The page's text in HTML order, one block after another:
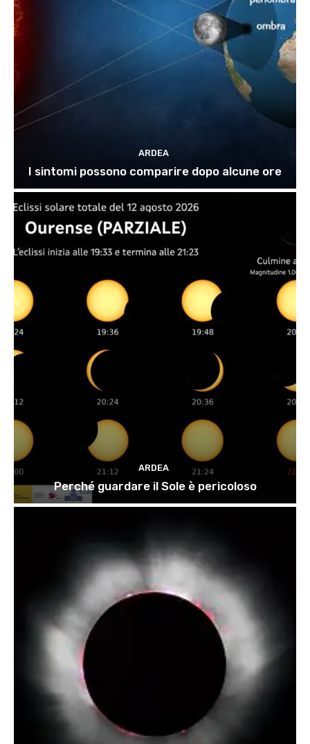
ARDEA
I sintomi possono comparire dopo alcune ore
ARDEA
Perché guardare il Sole è pericoloso